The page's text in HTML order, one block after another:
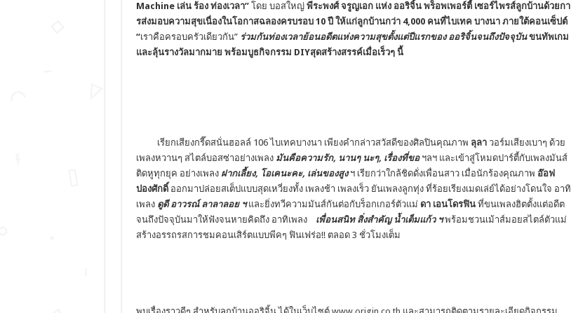
Machineเล่น ร้อง ท่องเวลา” โดย บอสใหญ่พีระพงศ์ จรูญเอก แห่ง ออริจิ้น พร็อพเพอร์ตี้เซอร์ไพรส์ลูกบ้านด้วยกา
รส่งมอบความสุขเนื่องในโอกาสฉลองครบรอบ 10 ปี ให้แก่ลูกบ้านกว่า 4,000 คนที่ไบเทค บางนา ภายใต้คอนเซ็ปต์
“เราคือครอบครัวเดียวกัน” ร่วมกันท่องเวลาย้อนอดีตแห่งความสุขตั้งแต่ปีแรกของ ออริจิ้นจนถึงปัจจุบันขนทัพเกม
และลุ้นรางวัลมากมาย พร้อมบูธกิจกรรม DIYสุดสร้างสรรค์เมื่อเร็วๆ นี้
เรียกเสียงกรี๊ดสนั่นฮอลล์ 106ไบเทคบางนา เพียงคำกล่าวสวัสดีของศิลปินคุณภาพ ลุลา วอร์มเสียงเบาๆ ด้วย
เพลงหวานๆ สไตล์บอสซ่าอย่างเพลง มันคือความรัก, นานๆ นะๆ, เรื่องที่ขอฯลฯ และเข้าสู่โหมดปาร์ตี้กับเพลงมันส์
ติดหูทุกยุค อย่างเพลง ฝากเลี้ยง, โอเคนะคะ, เล่นของสูงฯ เรียกว่าใกล้ชิดดั่งเพื่อนสาว เมื่อนักร้องคุณภาพ อ๊อฟ
ปองศักดิ์ ออกมาปล่อยสเต็ปแบบสุดเหวี่ยงทั้ง เพลงช้า เพลงเร็ว ยันเพลงลูกทุ่ง ที่ร้อยเรียงเมดเล่ย์ได้อย่างโดนใจ อาทิ
เพลง ดูดี อาวรณ์ ลาลาลอย ฯและยิ่งทวีความมันส์กันต่อกับร็อกเกอร์ตัวแม่ ดา เอนโดรฟินที่ขนเพลงฮิตตั้งแต่อดีต
จนถึงปัจจุบันมาให้ฟังจนหายคิดถึง อาทิเพลง เพื่อนสนิท สิ่งสำคัญ น้ำเต็มแก้ว ฯพร้อมชวนเม้าส์มอยสไตล์ตัวแม่
สร้างอรรถรสการชมคอนเสิร์ตแบบพีคๆ ฟินเฟร่อ!! ตลอด 3 ชั่วโมงเต็ม